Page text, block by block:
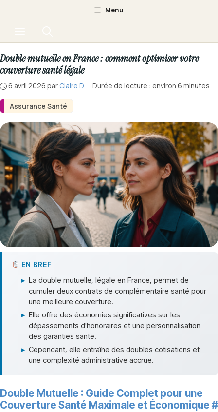
au
Menu
Assurance Santé
Double mutuelle en France : comment optimiser votre
couverture santé légale
6 avril 2026 par Claire D. · Durée de lecture : environ 6 minutes
EN BREF
▸ La double mutuelle, légale en France, permet de
cumuler deux contrats de complémentaire santé pour
une meilleure couverture.
▸ Elle offre des économies significatives sur les
dépassements d'honoraires et une personnalisation
des garanties santé.
▸ Cependant, elle entraîne des doubles cotisations et
une complexité administrative accrue.
Double Mutuelle : Guide Complet pour une
Couverture Santé Maximale et Économique #